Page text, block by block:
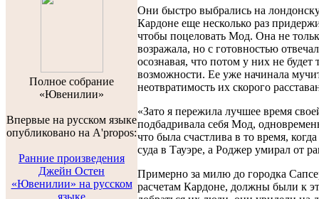
Полноe собраниe
«Ювенилии»
Впервые на русском языке
опубликовано на A'propos:
Ранние произведения
Джейн Остен
«Ювенилии» на русском
языке
Они быстро выбрались на
Кардоне еще несколько раз
чтобы поцеловать Мод. Она не
возражала, но с готовностью
осознавая, что потом у них не будет
возможности. Ее уже начинала
неотвратимость их скорого
«Зато я пережила лучшее время
подбадривала себя Мод,
что была счастлива в то время,
суда в Тауэре, а Роджер умирал от
Примерно за милю до городка
расчетам Кардоне, должны были к